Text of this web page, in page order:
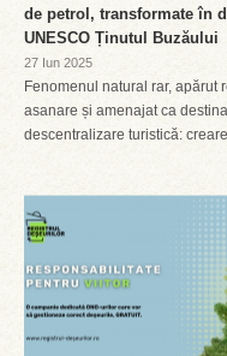
de petrol, transformate în
UNESCO Ținutul Buzăului
27 Iun 2025
Fenomenul natural rar, apărut
asanare și amenajat ca
descentralizare turistică: